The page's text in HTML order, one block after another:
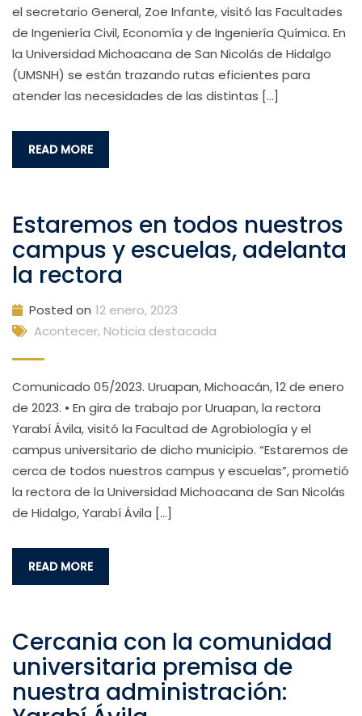
el secretario General, Zoe Infante, visitó las Facultades
de Ingeniería Civil, Economía y de Ingeniería Química. En
la Universidad Michoacana de San Nicolás de Hidalgo
(UMSNH) se están trazando rutas eficientes para
atender las necesidades de las distintas […]
READ MORE
Estaremos en todos nuestros
campus y escuelas, adelanta
la rectora
Posted on 12 enero, 2023
Acontecer, Noticia destacada
Comunicado 05/2023. Uruapan, Michoacán, 12 de enero
de 2023. • En gira de trabajo por Uruapan, la rectora
Yarabí Ávila, visitó la Facultad de Agrobiología y el
campus universitario de dicho municipio. “Estaremos de
cerca de todos nuestros campus y escuelas”, prometió
la rectora de la Universidad Michoacana de San Nicolás
de Hidalgo, Yarabí Ávila […]
READ MORE
Cercania con la comunidad
universitaria premisa de
nuestra administración: